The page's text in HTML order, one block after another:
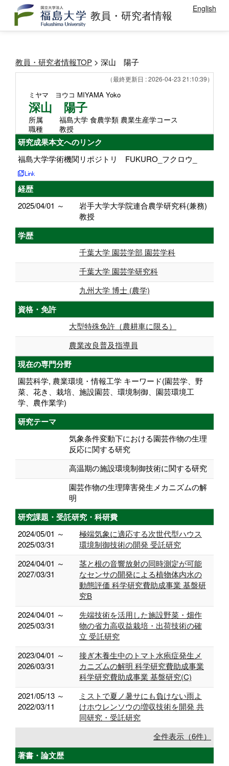
教員・研究者情報 English
教員・研究者情報TOP > 深山 陽子
（最終更新日 : 2026-04-23 21:10:39）
ミヤマ ヨウコ MIYAMA Yoko
深山 陽子
所属
福島大学 食農学類 農業生産学コース
職種
教授
研究成果本文へのリンク
福島大学学術機関リポジトリ FUKURO_フクロウ_
経歴
2025/04/01 ～
岩手大学大学院連合農学研究科(兼務)
教授
学歴
千葉大学 園芸学部 園芸学科
千葉大学 園芸学研究科
九州大学 博士 (農学)
資格・免許
大型特殊免許（農耕車に限る）
農業改良普及指導員
現在の専門分野
園芸科学, 農業環境・情報工学 キーワード(園芸学、野
菜、花き、栽培、施設園芸、環境制御、園芸環境工
学、農作業学)
研究テーマ
気象条件変動下における園芸作物の生理
反応に関する研究
高温期の施設環境制御技術に関する研究
園芸作物の生理障害発生メカニズムの解
明
研究課題・受託研究・科研費
2024/05/01 ～
2025/03/31
極端気象に適応する次世代型ハウス
環境制御技術の開発 受託研究
2024/04/01 ～
2027/03/31
茎と根の音響放射の同時測定が可能
なセンサの開発による植物体内水の
動態評価 科学研究費助成事業 基盤研
究B
2024/04/01 ～
2025/03/31
先端技術を活用した施設野菜・畑作
物の省力高収益栽培・出荷技術の確
立 受託研究
2023/04/01 ～
2026/03/31
接ぎ木養生中のトマト水疱症発生メ
カニズムの解明 科学研究費助成事業
科学研究費助成事業 基盤研究(C)
2021/05/13 ～
2022/03/11
ミストで夏ノ暑サにも負けない雨よ
けホウレンソウの増収技術を開発 共
同研究・受託研究
全件表示（6件）
著書・論文歴